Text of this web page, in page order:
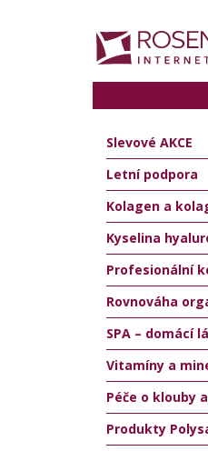
Slevové AKCE
Letní podpora
Kolagen a
Kyselina
Profesionální
Rovnováha
SPA – domácí
Vitamíny a
Péče o klouby
Produkty